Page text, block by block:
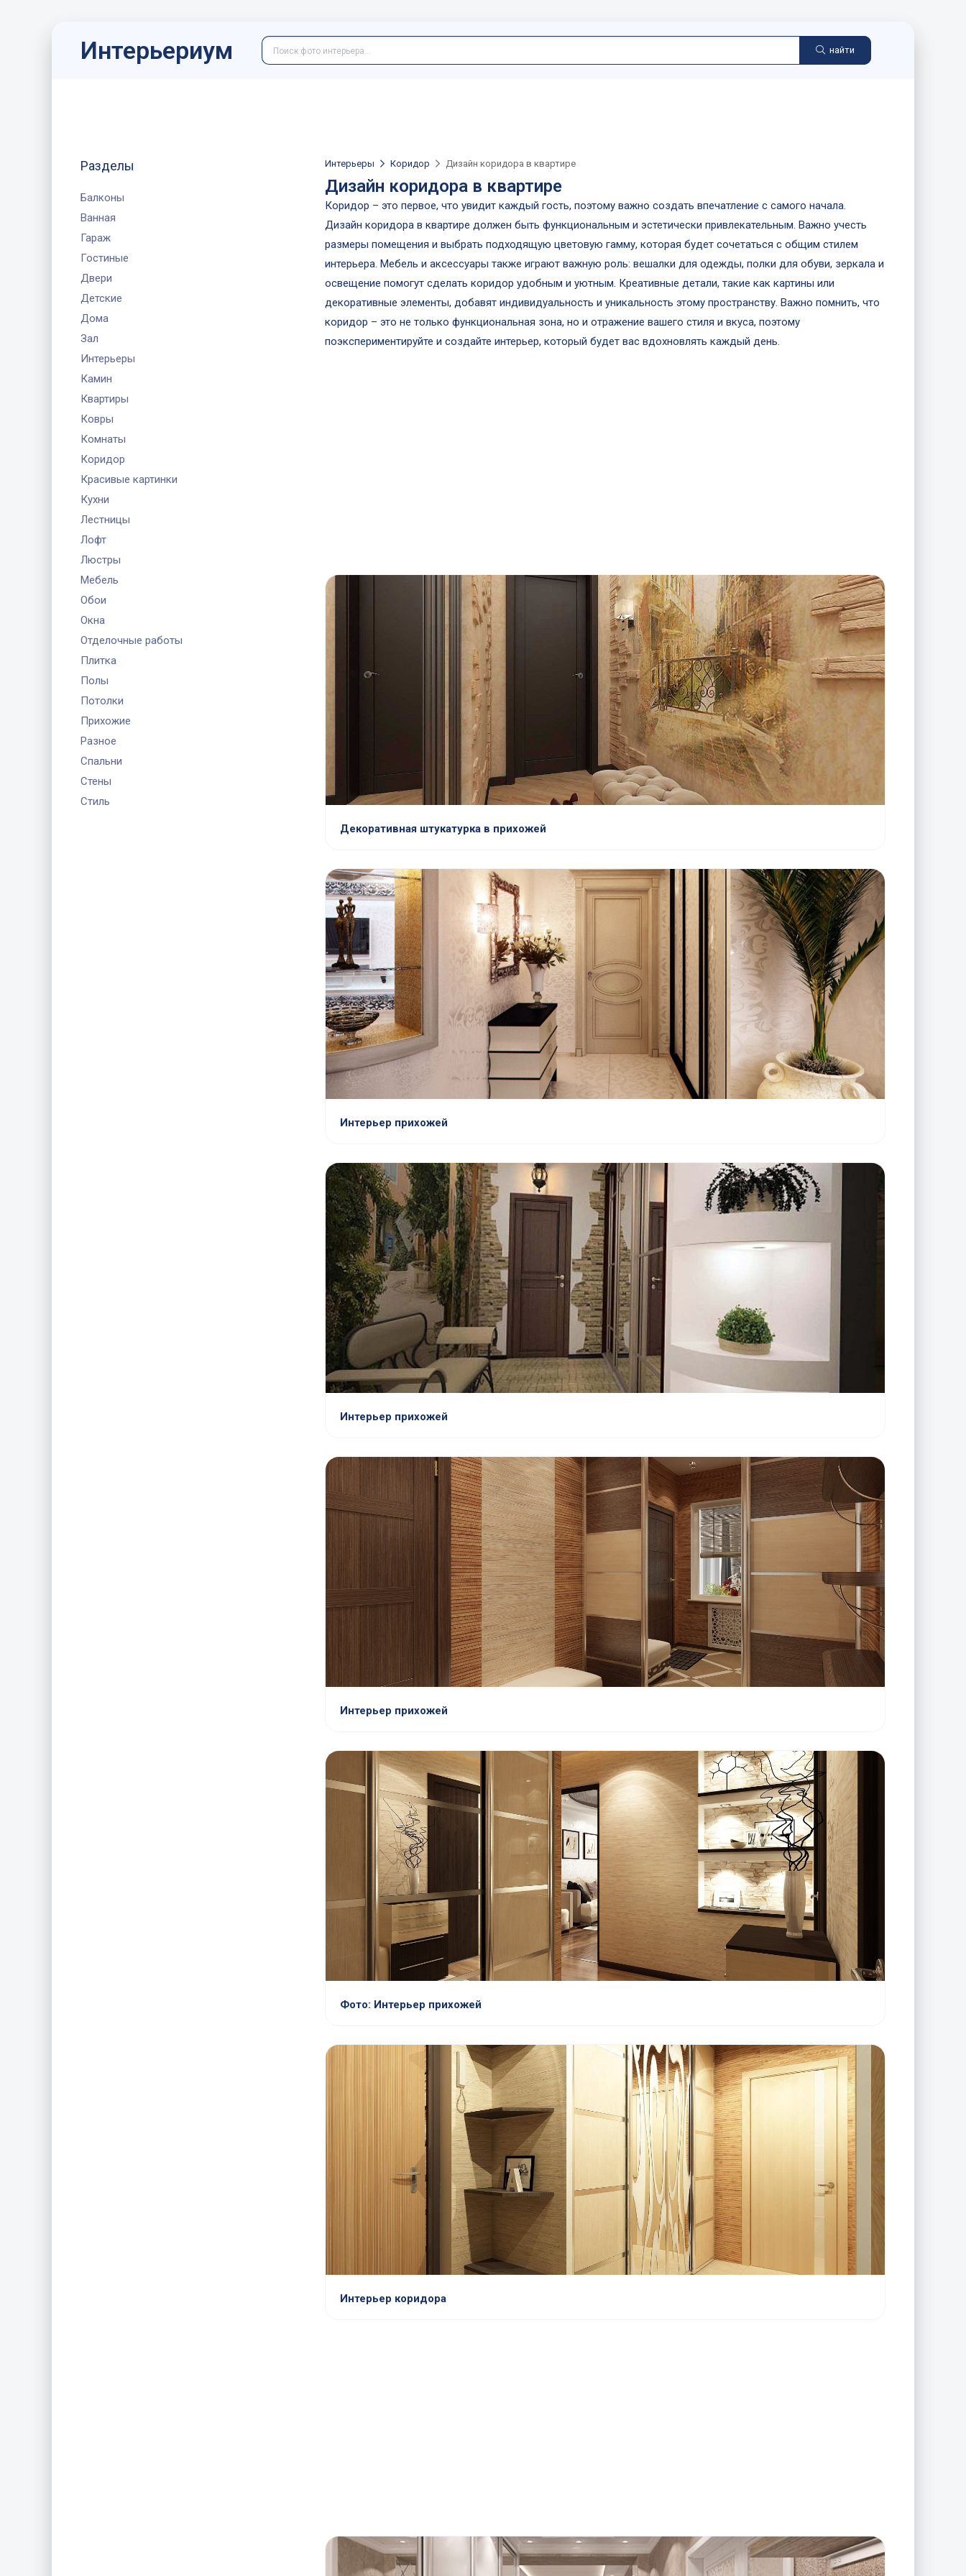
Интерьериум найти
Разделы
Балконы
Ванная
Гараж
Гостиные
Двери
Детские
Дома
Зал
Интерьеры
Камин
Квартиры
Ковры
Комнаты
Коридор
Красивые картинки
Кухни
Лестницы
Лофт
Люстры
Мебель
Обои
Окна
Отделочные работы
Плитка
Полы
Потолки
Прихожие
Разное
Спальни
Стены
Стиль
Интерьеры Коридор Дизайн коридора в квартире
Дизайн коридора в квартире
Коридор – это первое, что увидит каждый гость, поэтому важно создать впечатление с самого начала.
Дизайн коридора в квартире должен быть функциональным и эстетически привлекательным. Важно учесть
размеры помещения и выбрать подходящую цветовую гамму, которая будет сочетаться с общим стилем
интерьера. Мебель и аксессуары также играют важную роль: вешалки для одежды, полки для обуви, зеркала и
освещение помогут сделать коридор удобным и уютным. Креативные детали, такие как картины или
декоративные элементы, добавят индивидуальность и уникальность этому пространству. Важно помнить, что
коридор – это не только функциональная зона, но и отражение вашего стиля и вкуса, поэтому
поэкспериментируйте и создайте интерьер, который будет вас вдохновлять каждый день.
Декоративная штукатурка в прихожей
Интерьер прихожей
Интерьер прихожей
Интерьер прихожей
Фото: Интерьер прихожей
Интерьер коридора